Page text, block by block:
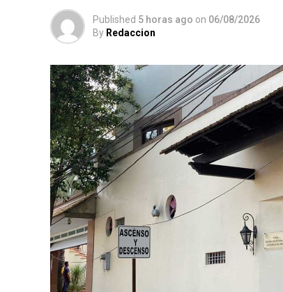
Published 5 horas ago on 06/08/2026
By Redaccion